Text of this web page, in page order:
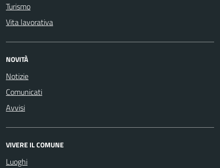
Turismo
Vita lavorativa
NOVITÀ
Notizie
Comunicati
Avvisi
VIVERE IL COMUNE
Luoghi